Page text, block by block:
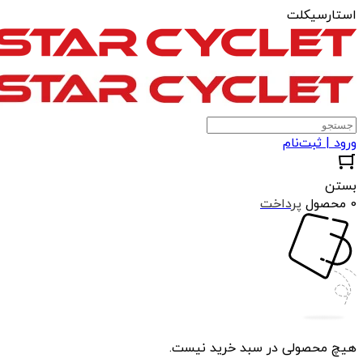
استارسیکلت
ورود | ثبت‌نام
بستن
0 محصول
پرداخت
هیچ محصولی در سبد خرید نیست.